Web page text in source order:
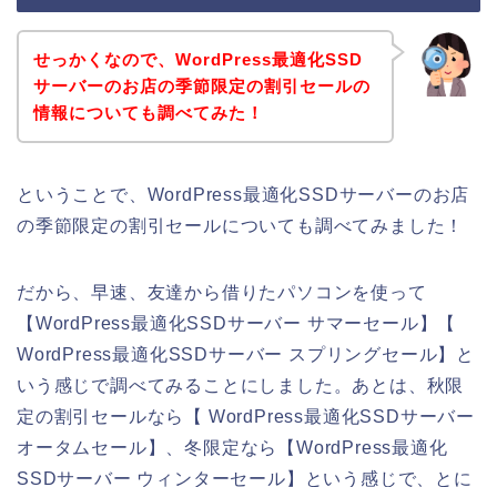
せっかくなので、WordPress最適化SSD
サーバーのお店の季節限定の割引セールの
情報についても調べてみた！
ということで、WordPress最適化SSDサーバーのお店
の季節限定の割引セールについても調べてみました！
だから、早速、友達から借りたパソコンを使って
【WordPress最適化SSDサーバー サマーセール】【
WordPress最適化SSDサーバー スプリングセール】と
いう感じで調べてみることにしました。あとは、秋限
定の割引セールなら【 WordPress最適化SSDサーバー
オータムセール】、冬限定なら【WordPress最適化
SSDサーバー ウィンターセール】という感じで、とに